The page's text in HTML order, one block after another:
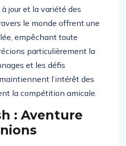
charismatiques. La
jour et la variété des
le monde offrent une
empêchant toute
particulièrement la
et les défis
l’intérêt des
: Aventure